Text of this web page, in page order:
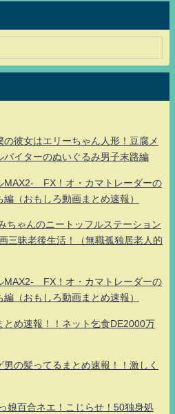
彼女はエリーちゃん人形！豆腐メ
バイターのぬいぐるみ男子末路編
MAX2- FX！オ・カマトレーダーの
（おもしろ動画まとめ速報）
ちゃんのニートッフルステーション
三昧老後生活！（無職孤独居老人的
MAX2- FX！オ・カマトレーダーの
（おもしろ動画まとめ速報）
とめ速報！！ネット乞食DE2000万
の髪ってるまとめ速報！！激しく
娘百合ネエ！こじらせ！50独身処